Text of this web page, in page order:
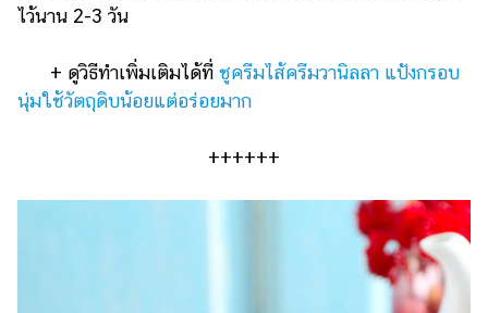
ไว้นาน 2-3 วัน
+ ดูวิธีทำเพิ่มเติมได้ที่ ชูครีมไส้ครีมวานิลลา แป้งกรอบ
นุ่มใช้วัตถุดิบน้อยแต่อร่อยมาก
++++++